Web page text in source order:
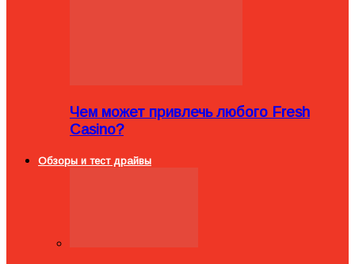
Чем может привлечь любого Fresh
Casino?
Обзоры и тест драйвы